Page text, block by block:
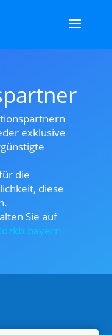
exklusive
die
diese
Sie auf